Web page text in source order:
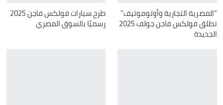
“المصرية التجارية وأوتوموتيف”
تطلق فولكس فاجن جولف 2025
الجديدة
طرح سيارات فولكس فاجن 2025
رسميًا بالسوق المصري